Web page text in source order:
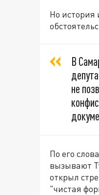
Но история
В
не
По его
вызывают
открыл
"чистая